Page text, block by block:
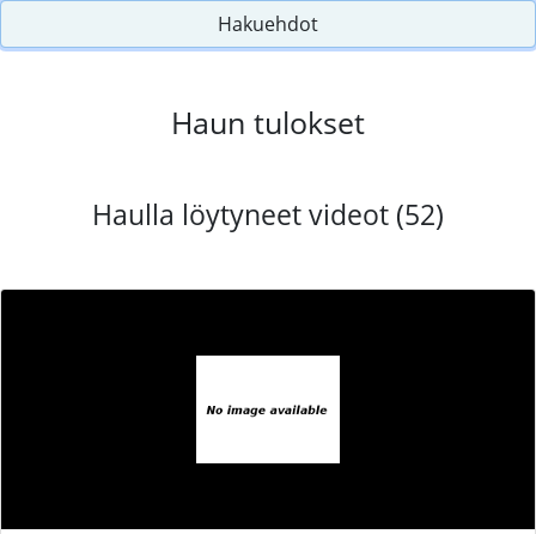
Hakuehdot
Haun tulokset
Haulla löytyneet videot (52)